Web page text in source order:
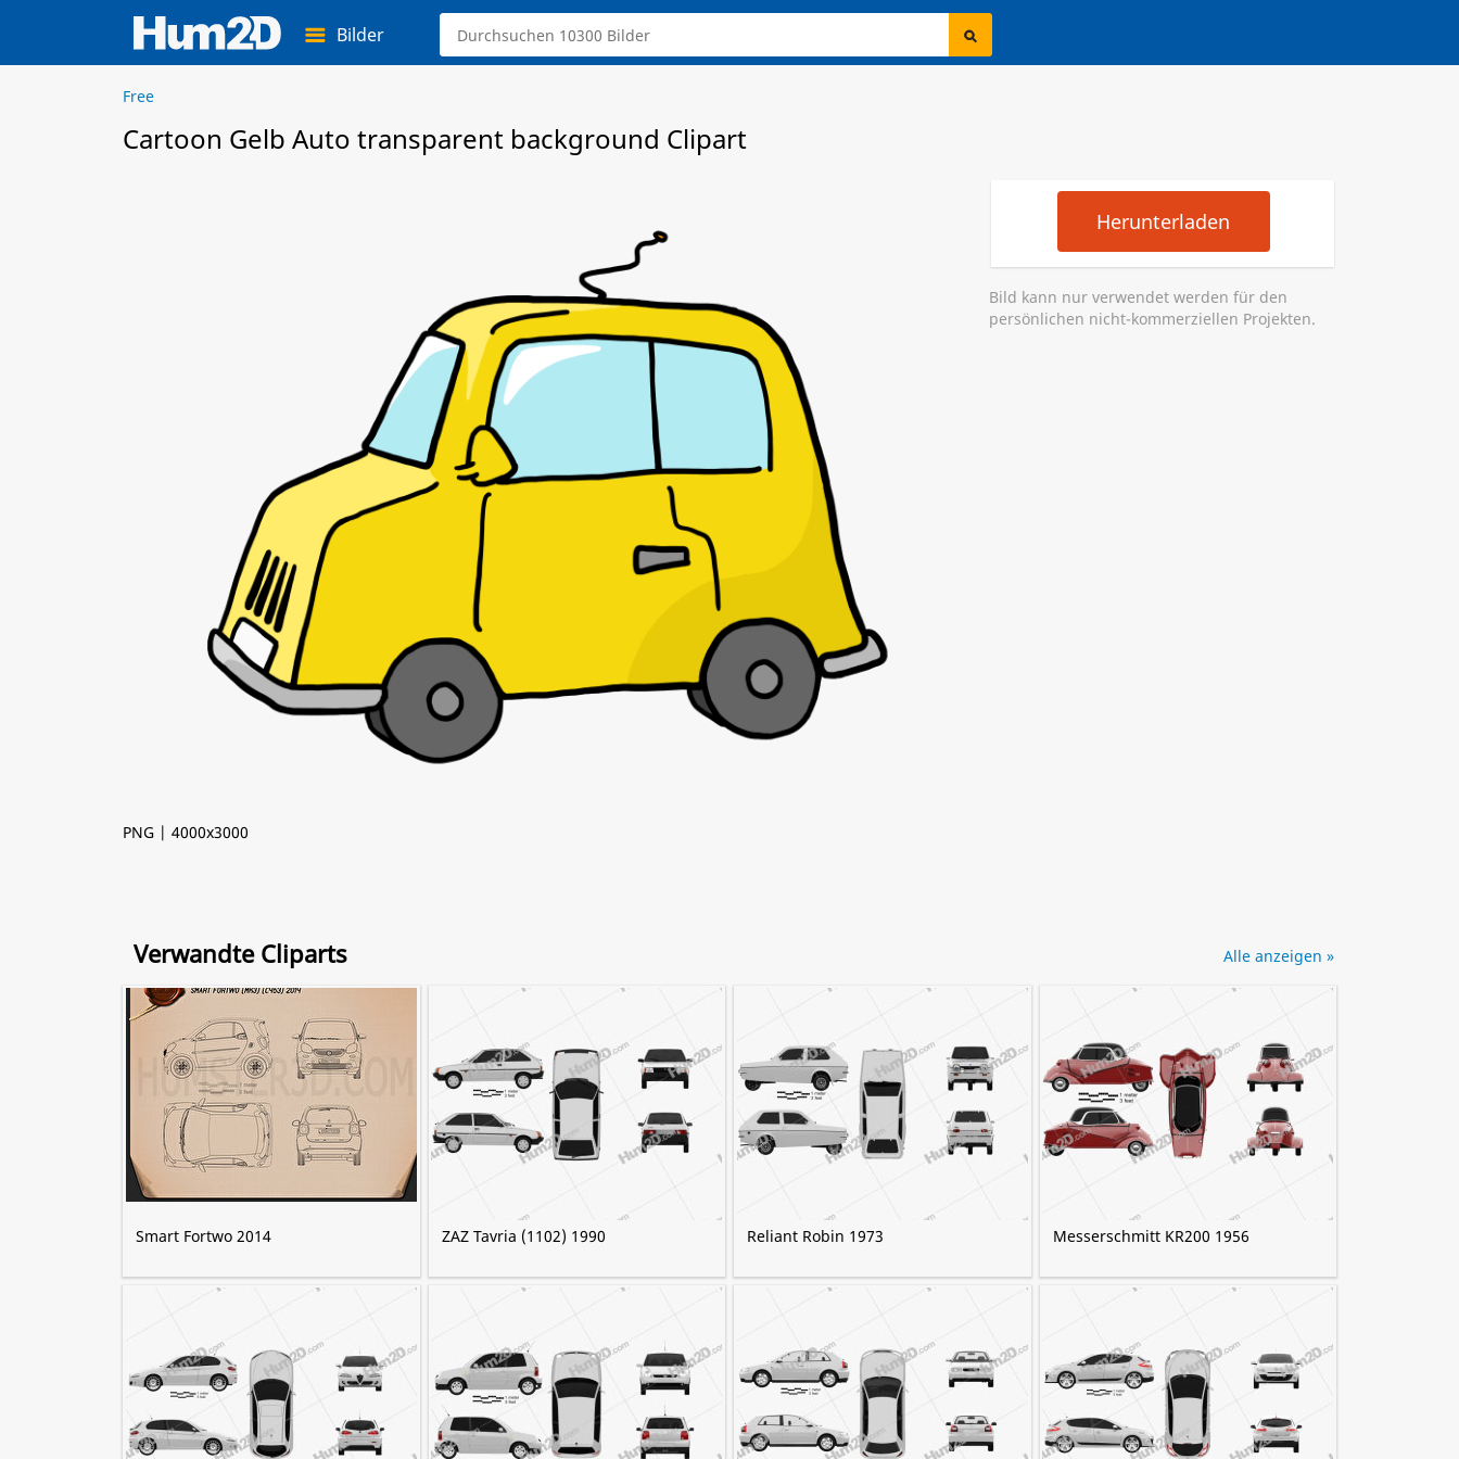
Bilder
Free
Cartoon Gelb Auto transparent background Clipart
PNG | 4000x3000
Herunterladen
Bild kann nur verwendet werden für den
persönlichen nicht-kommerziellen Projekten.
Verwandte Cliparts
Smart Fortwo 2014 ZAZ Tavria (1102) 1990 Reliant Robin 1973 Messerschmitt KR200 1956
Alle anzeigen »